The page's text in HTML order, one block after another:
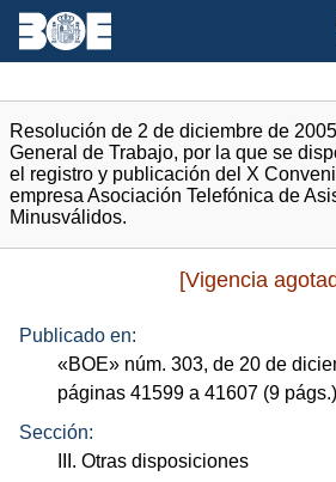
Resolución de 2 de diciembre de
General de Trabajo, por la que se
el registro y publicación del X
empresa Asociación Telefónica de
Minusválidos.
[Vigencia
Publicado en:
«BOE» núm. 303, de 20 de
páginas 41599 a 41607 (9 págs.)
Sección:
III. Otras disposiciones